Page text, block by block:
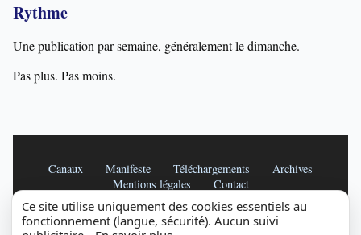
Rythme
Une publication par semaine, généralement le dimanche.
Pas plus. Pas moins.
Canaux Manifeste Téléchargements
Archives
Mentions légales
Contact
© 2026 — Lettres au Monde pour la Paix. Tous droits réservés.
Ce site utilise uniquement des cookies essentiels au
fonctionnement (langue, sécurité). Aucun suivi